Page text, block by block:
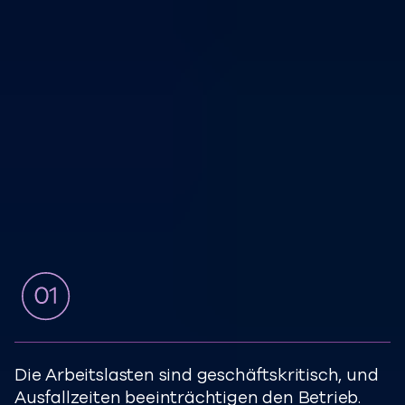
Die Arbeitslasten sind geschäftskritisch, und
Ausfallzeiten beeinträchtigen den Betrieb.